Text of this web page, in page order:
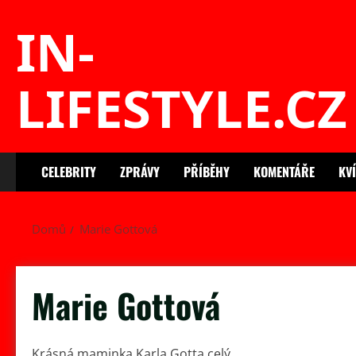
IN-
LIFESTYLE.CZ
CELEBRITY ZPRÁVY PŘÍBĚHY KOMENTÁŘE
Domů Marie Gottová
Marie Gottová